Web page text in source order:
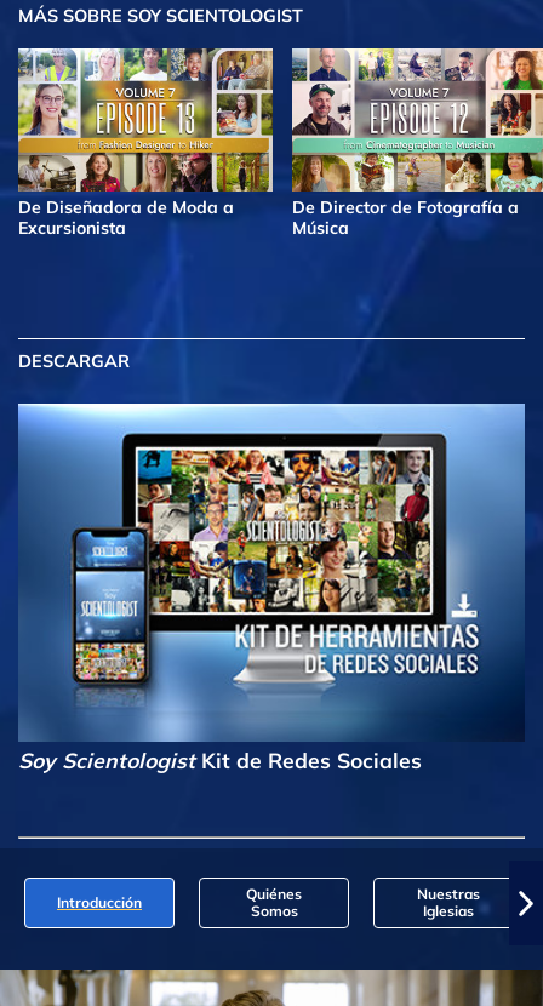
MÁS SOBRE SOY SCIENTOLOGIST
De Diseñadora de Moda a
Excursionista
De Director de Fotografía a
Música
DESCARGAR
Soy ScientologistKit de Redes Sociales
Introducción
Quiénes
Somos
Nuestras
Iglesias